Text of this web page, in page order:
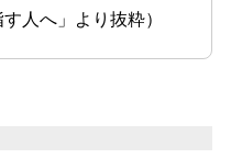
人へ」より抜粋）